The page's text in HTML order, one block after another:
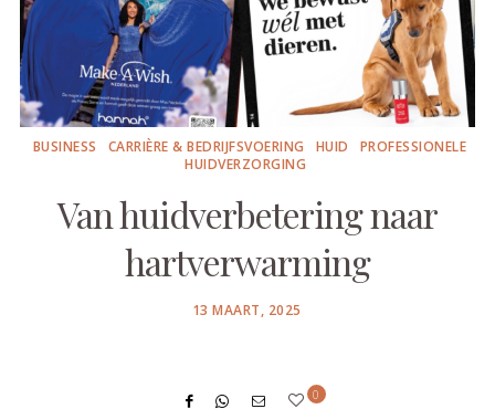
BUSINESS CARRIÈRE & BEDRIJFSVOERING HUID
PROFESSIONELE
HUIDVERZORGING
Van huidverbetering naar
hartverwarming
POSTED
13 MAART, 2025
0